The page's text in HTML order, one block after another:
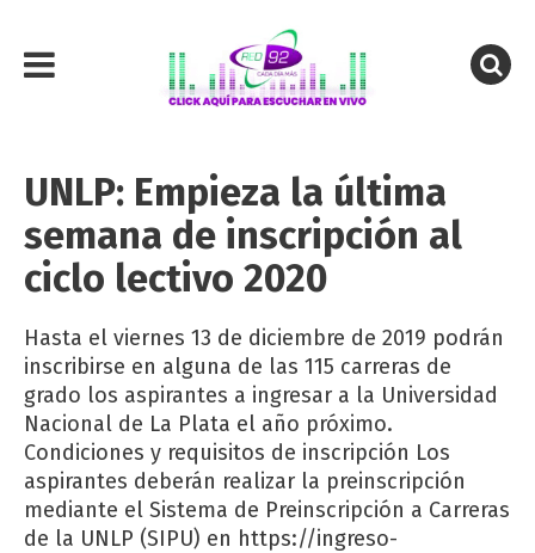
UNLP: Empieza la última
semana de inscripción al
ciclo lectivo 2020
Hasta el viernes 13 de diciembre de 2019 podrán
inscribirse en alguna de las 115 carreras de
grado los aspirantes a ingresar a la Universidad
Nacional de La Plata el año próximo.
Condiciones y requisitos de inscripción Los
aspirantes deberán realizar la preinscripción
mediante el Sistema de Preinscripción a Carreras
de la UNLP (SIPU) en https://ingreso-